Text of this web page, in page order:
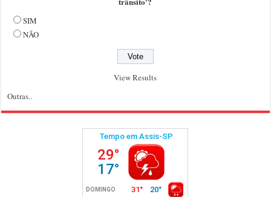
SIM
NÃO
View Results
Outras..